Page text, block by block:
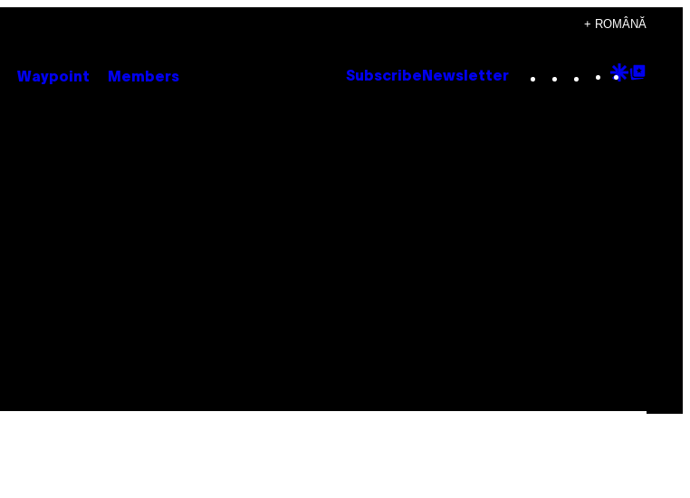
+ ROMÂNĂ
Waypoint Members Subscribe Newsletter Instagram
TikTok
YouTube
Google